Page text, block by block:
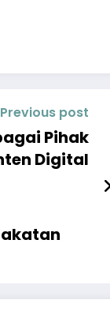
Previous post
Pihak
Digital